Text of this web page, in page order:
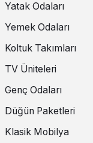
Yatak Odaları
Yemek Odaları
Koltuk Takımları
TV Üniteleri
Genç Odaları
Düğün Paketleri
Klasik Mobilya